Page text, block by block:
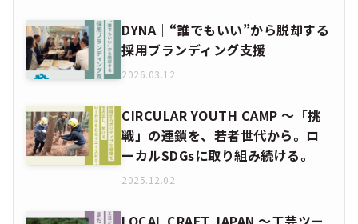
DYNA｜“誰でもいい”から脱却する
採用ブランディング支援
2026.03.12
CIRCULAR YOUTH CAMP ～「挑
戦」の連鎖を、若者世代から。ロ
ーカルSDGsに取り組み続ける。
2025.12.02